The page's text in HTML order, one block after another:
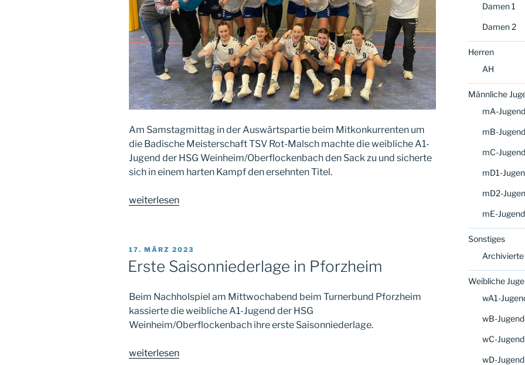
Am Samstagmittag in der Auswärtspartie beim Mitkonkurrenten um
die Badische Meisterschaft TSV Rot-Malsch machte die weibliche A1-
Jugend der HSG Weinheim/Oberflockenbach den Sack zu und sicherte
sich in einem harten Kampf den ersehnten Titel.
„Zum
weiterlesen
VERÖFFENTLICHT
AM
17. MÄRZ 2023
Erste Saisonniederlage in Pforzheim
Beim Nachholspiel am Mittwochabend beim Turnerbund Pforzheim
kassierte die weibliche A1-Jugend der HSG
Weinheim/Oberflockenbach ihre erste Saisonniederlage.
„Erste
weiterlesen
Damen 1
Damen 2
Herren
AH
Männliche
mA-Jugend
mB-Jugend
mC-Jugend
mD1-
mD2-
mE-Jugend
Sonstiges
Weibliche
wA1-
wB-Jugend
wC-Jugend
wD-Jugend